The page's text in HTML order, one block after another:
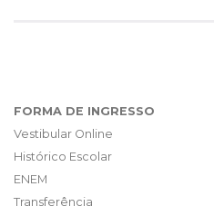
FORMA DE INGRESSO
Vestibular Online
Histórico Escolar
ENEM
Transferência